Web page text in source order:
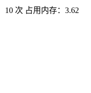
10 次 占用内存：3.62